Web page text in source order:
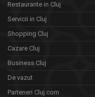
Restaurante in Cluj
Servicii in Cluj
Shopping Cluj
Cazare Cluj
Business Cluj
De vazut
Parteneri Cluj.com